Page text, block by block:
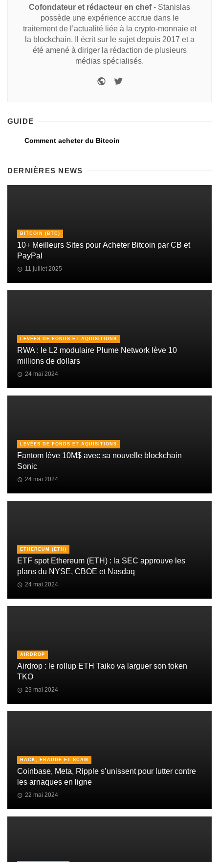
Cofondateur et rédacteur en chef- Stanislas
possède une expérience accrue dans le
traitement de l’actualité liée à la crypto-monnaie et
la blockchain. Il écrit sur le sujet depuis 2017 et a
été amené à diriger la rédaction de plusieurs
médias spécialisés.
GUIDE
Comment acheter du Bitcoin
DERNIÈRES NEWS
BITCOIN (BTC)
10+ Meilleurs Sites pour Acheter Bitcoin par CB et
PayPal
11 juillet 2025
LEVÉES DE FONDS ET AQUISITIONS
RWA : le L2 modulaire Plume Network lève 10
millions de dollars
24 mai 2024
LEVÉES DE FONDS ET AQUISITIONS
Fantom lève 10M$ avec sa nouvelle blockchain
Sonic
24 mai 2024
ETHEREUM (ETH)
ETF spot Ethereum (ETH) : la SEC approuve les
plans du NYSE, CBOE et Nasdaq
24 mai 2024
AIRDROP
Airdrop : le rollup ETH Taiko va larguer son token
TKO
23 mai 2024
HACK, FRAUDE ET SCAM
Coinbase, Meta, Ripple s’unissent pour lutter contre
les arnaques en ligne
22 mai 2024